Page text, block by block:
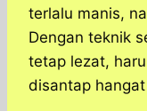
terlalu manis,
Dengan teknik
tetap lezat,
disantap